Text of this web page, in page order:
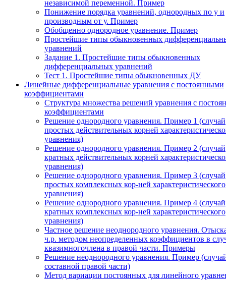
независимой переменной. Пример
Понижение порядка уравнений, однородных по у и
производным от у. Пример
Обобщенно однородное уравнение. Пример
Простейшие типы обыкновенных
уравнений
Задание 1. Простейшие типы обыкновенных
дифференциальных уравнений
Тест 1. Простейшие типы обыкновенных ДУ
Линейные дифференциальные уравнения с постоянными
коэффициентами
Структура множества решений уравнения с
коэффициентами
Решение однородного уравнения. Пример 1 (случай
простых действительных корней
уравнения)
Решение однородного уравнения. Пример 2 (случай
кратных действительных корней
уравнения)
Решение однородного уравнения. Пример 3 (случай
простых комплексных кор-ней характеристического
уравнения)
Решение однородного уравнения. Пример 4 (случай
кратных комплексных кор-ней характеристического
уравнения)
Частное решение неоднородного уравнения.
ч.р. методом неопределенных коэффициентов в
квазимногочлена в правой части. Примеры
Решение неоднородного уравнения. Пример
составной правой части)
Метод вариации постоянных для линейного